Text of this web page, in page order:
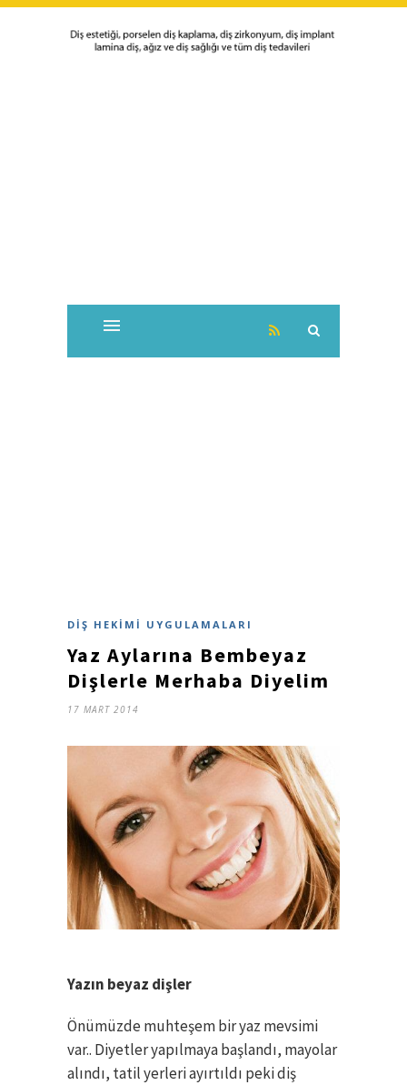
DIŞ HEKIMI UYGULAMALARI
Yaz Aylarına Bembeyaz
Dişlerle Merhaba Diyelim
17 MART 2014
Yazın beyaz dişler
Önümüzde muhteşem bir yaz mevsimi
var.. Diyetler yapılmaya başlandı, mayolar
alındı, tatil yerleri ayırtıldı peki diş